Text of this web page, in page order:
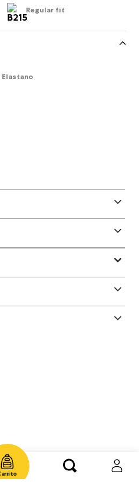
Regular fit